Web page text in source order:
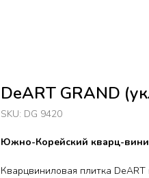
DeART GRAND
SKU: DG 9420
Южно-Корейский кварц-
Кварцвиниловая плитка